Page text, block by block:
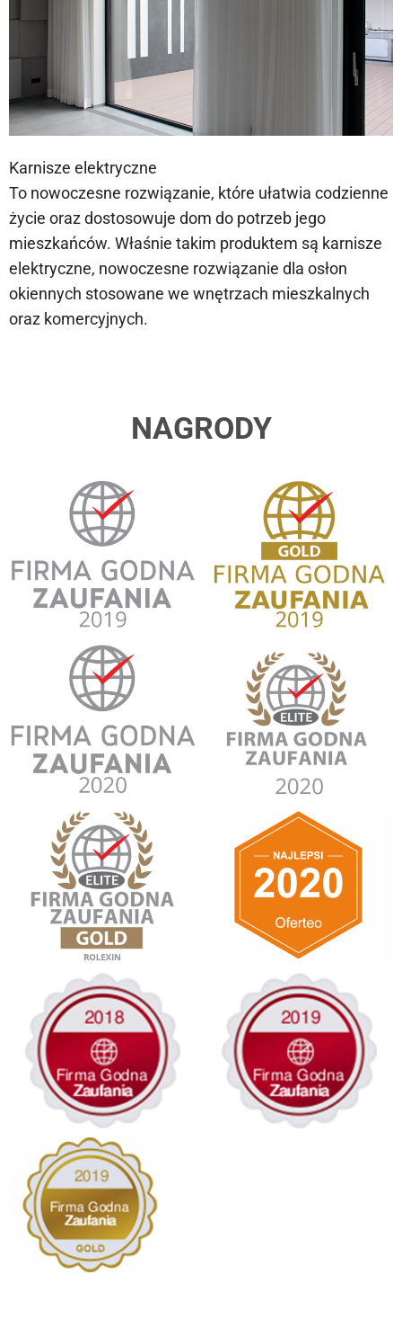
Karnisze elektryczne
To nowoczesne rozwiązanie, które ułatwia codzienne
życie oraz dostosowuje dom do potrzeb jego
mieszkańców. Właśnie takim produktem są karnisze
elektryczne, nowoczesne rozwiązanie dla osłon
okiennych stosowane we wnętrzach mieszkalnych
oraz komercyjnych.
NAGRODY